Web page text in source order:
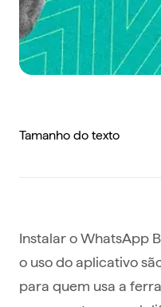
Tamanho do texto
Instalar o WhatsApp
o uso do aplicativo
para quem usa a